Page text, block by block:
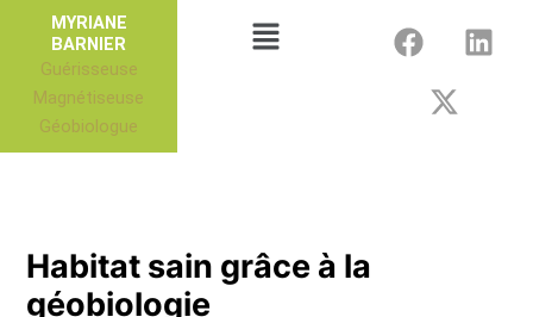
contenu
MYRIANE
BARNIER
Guérisseuse
Magnétiseuse
Géobiologue
Menu
F
a
L
i
t
w
Habitat sain grâce à la
géobiologie